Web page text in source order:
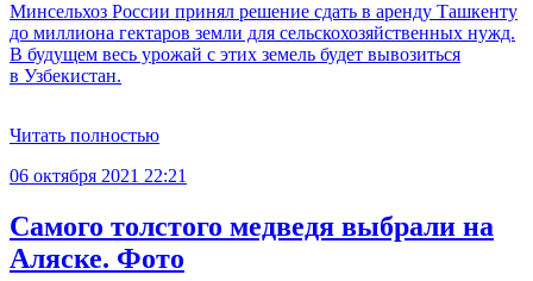
Минсельхоз России принял решение сдать в аренду Ташкенту
до миллиона гектаров земли для сельскохозяйственных нужд.
В будущем весь урожай с этих земель будет вывозиться
в Узбекистан.
Читать полностью
06 октября 2021 22:21
Самого толстого медведя выбрали на
Аляске. Фото